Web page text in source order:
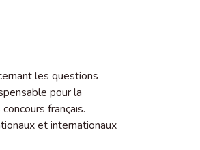
les questions
pour la
français.
et internationaux